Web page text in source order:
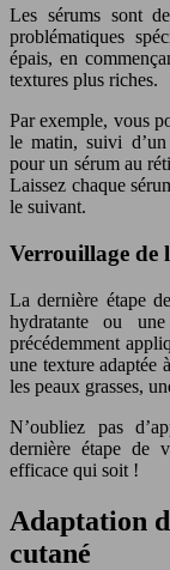
Les sérums sont
problématiques
épais, en
textures plus riches.
Par exemple, vous
le matin, suivi
pour un sérum au
Laissez chaque
le suivant.
Verrouillage de
La dernière étape
hydratante ou
précédemment
une texture adaptée
les peaux grasses,
N’oubliez pas
dernière étape de
efficace qui soit !
Adaptation
cutané